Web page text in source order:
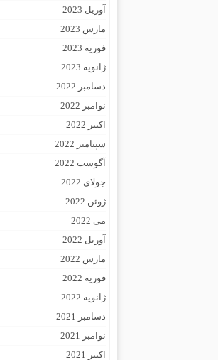
آوریل 2023
مارس 2023
فوریه 2023
ژانویه 2023
دسامبر 2022
نوامبر 2022
اکتبر 2022
سپتامبر 2022
آگوست 2022
جولای 2022
ژوئن 2022
می 2022
آوریل 2022
مارس 2022
فوریه 2022
ژانویه 2022
دسامبر 2021
نوامبر 2021
اکتبر 2021